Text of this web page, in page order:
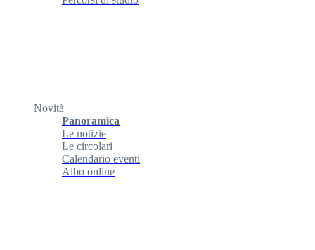
Novità
Panoramica
Le notizie
Le circolari
Calendario eventi
Albo online